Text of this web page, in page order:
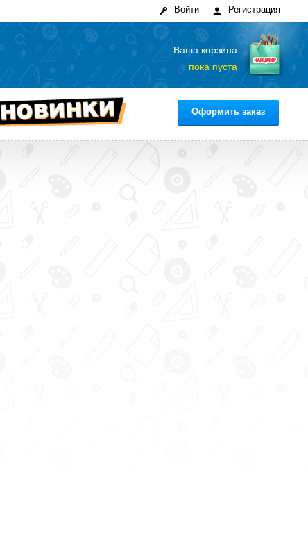
Регистрация
Войти
Ваша корзина
пока пуста
Оформить заказ